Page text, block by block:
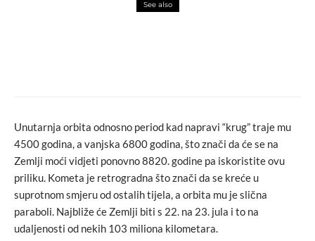
See also
Unutarnja orbita odnosno period kad napravi “krug” traje mu
4500 godina, a vanjska 6800 godina, što znači da će se na
Zemlji moći vidjeti ponovno 8820. godine pa iskoristite ovu
priliku. Kometa je retrogradna što znači da se kreće u
suprotnom smjeru od ostalih tijela, a orbita mu je slična
paraboli. Najbliže će Zemlji biti s 22. na 23. jula i to na
udaljenosti od nekih 103 miliona kilometara.